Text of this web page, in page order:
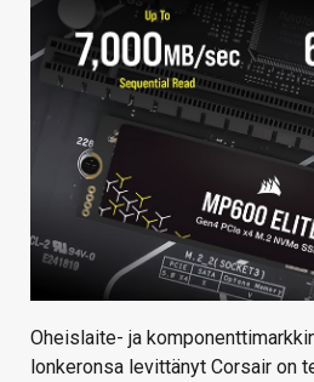
KAUPPA
VAIHDA TEEMA
HAKU
Oheislaite- ja
lonkeronsa levittänyt Corsair on